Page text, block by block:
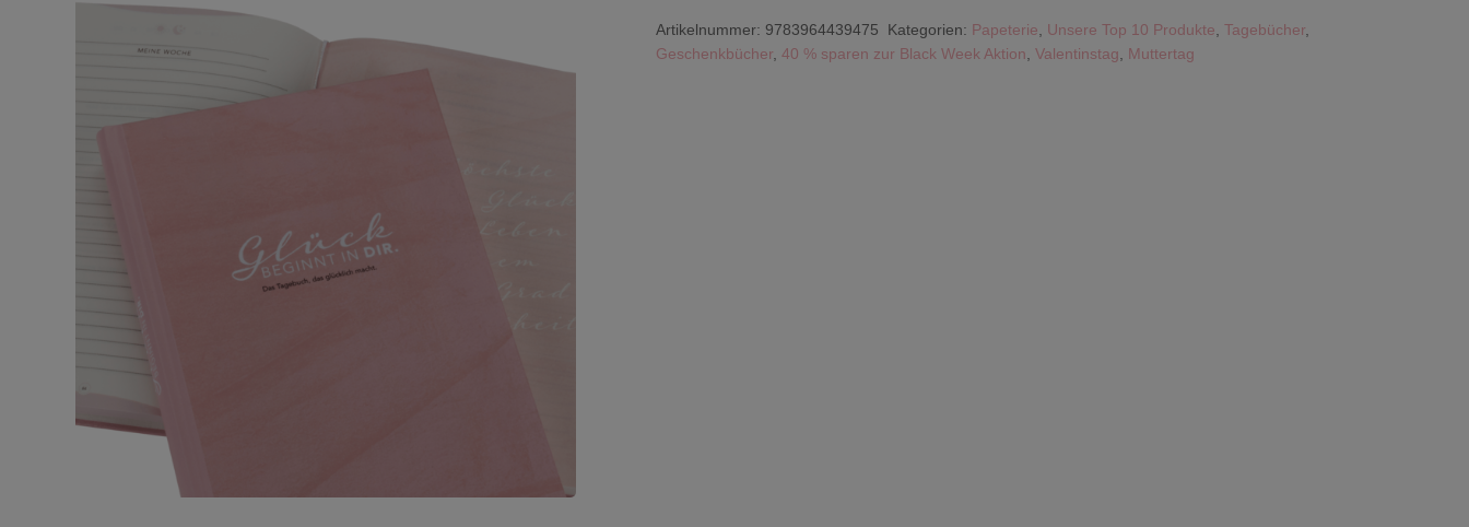
Artikelnummer: 9783964439475 Kategorien: Papeterie Unsere Top 10 Produkte ,Tagebücher
Geschenkbücher, 40 % sparen zur Black Week Aktion Valentinstag Muttertag